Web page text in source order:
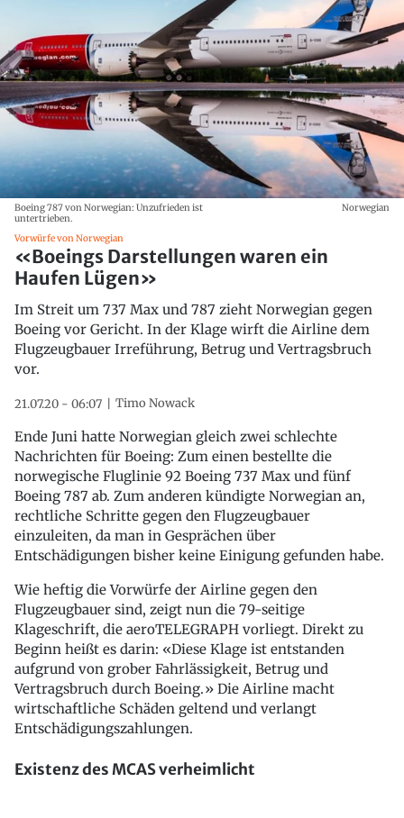
Boeing 787 von Norwegian: Unzufrieden ist
untertrieben.
Norwegian
Vorwürfe von Norwegian
«Boeings Darstellungen waren ein
Haufen Lügen»
Im Streit um 737 Max und 787 zieht Norwegian gegen
Boeing vor Gericht. In der Klage wirft die Airline dem
Flugzeugbauer Irreführung, Betrug und Vertragsbruch
vor.
21.07.20 - 06:07 Timo Nowack
Ende Juni hatte Norwegian gleich zwei schlechte
Nachrichten für Boeing: Zum einen bestellte die
norwegische Fluglinie 92 Boeing 737 Max und fünf
Boeing 787 ab. Zum anderen kündigte Norwegian an,
rechtliche Schritte gegen den Flugzeugbauer
einzuleiten, da man in Gesprächen über
Entschädigungen bisher keine Einigung gefunden habe.
Wie heftig die Vorwürfe der Airline gegen den
Flugzeugbauer sind, zeigt nun die 79-seitige
Klageschrift, die aeroTELEGRAPH vorliegt. Direkt zu
Beginn heißt es darin: «Diese Klage ist entstanden
aufgrund von grober Fahrlässigkeit, Betrug und
Vertragsbruch durch Boeing.» Die Airline macht
wirtschaftliche Schäden geltend und verlangt
Entschädigungszahlungen.
Existenz des MCAS verheimlicht